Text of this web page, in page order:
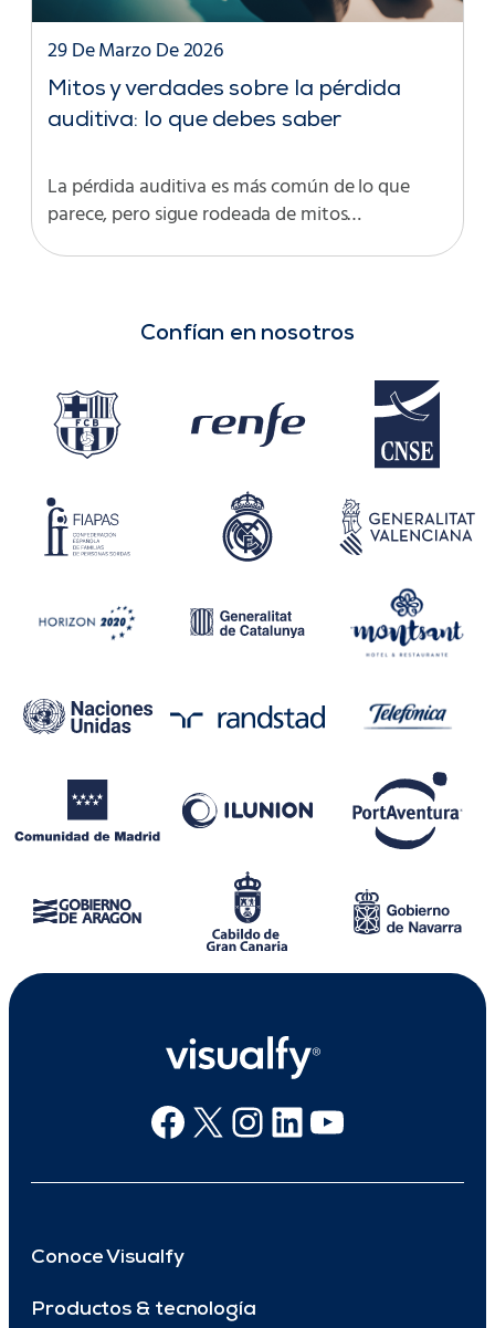
Mitos y verdades sobre la pérdida
auditiva: lo que debes saber
29 De Marzo De 2026
La pérdida auditiva es más común de lo que
parece, pero sigue rodeada de mitos…
Confían en nosotros
Facebook
X Instagram
Linkedin
Youtube
Conoce Visualfy
Productos & tecnología